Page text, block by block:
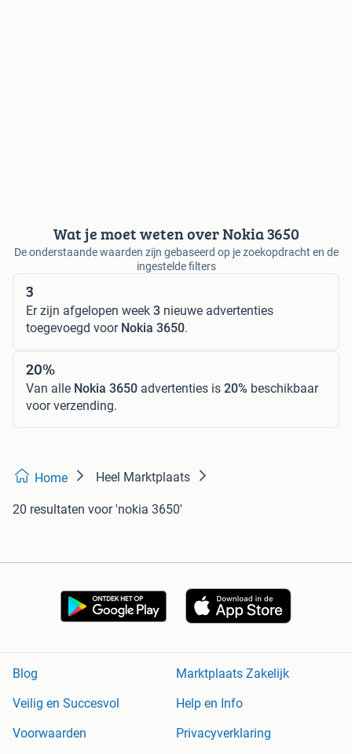
Wat je moet weten over Nokia 3650
De onderstaande waarden zijn gebaseerd op je zoekopdracht en de
ingestelde filters
3
Er zijn afgelopen week 3 nieuwe advertenties
toegevoegd voor Nokia 3650.
20%
Van alle Nokia 3650 advertenties is 20% beschikbaar
voor verzending.
Home Heel Marktplaats
20 resultaten voor 'nokia 3650'
Blog
Marktplaats Zakelijk
Veilig en Succesvol
Help en Info
Voorwaarden
Privacyverklaring